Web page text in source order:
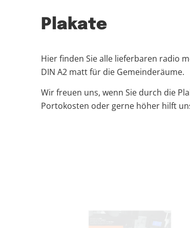
Plakate
Hier finden Sie alle lieferbaren radio
DIN A2 matt für die Gemeinderäume.
Wir freuen uns, wenn Sie durch die
Portokosten oder gerne höher hilft